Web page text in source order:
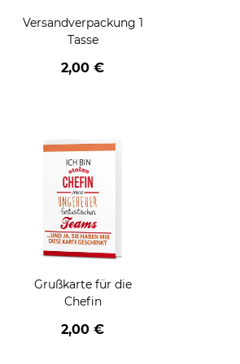
Versandverpackung 1
Tasse
2,00 €
Grußkarte für die
Chefin
2,00 €